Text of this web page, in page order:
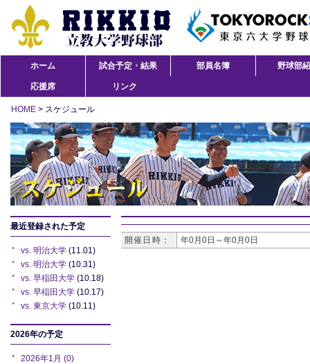
ホーム 試合予定・結果 部員名簿 野球部
応援席 リンク
HOME > スケジュール
最近登録された予定
vs. 明治大学 (11.01)
vs. 明治大学 (10.31)
vs. 早稲田大学 (10.18)
vs. 早稲田大学 (10.17)
vs. 東京大学 (10.11)
2026年の予定
2026年1月 (0)
開催日時： 年0月0日～年0月0日